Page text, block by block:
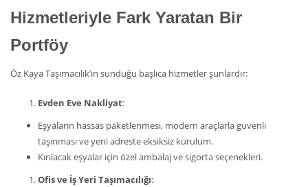
Hizmetleriyle Fark Yaratan Bir
Portföy
Öz Kaya Taşımacılık’ın sunduğu başlıca hizmetler şunlardır:
Evden Eve Nakliyat:
Eşyaların hassas paketlenmesi, modern araçlarla güvenli
taşınması ve yeni adreste eksiksiz kurulum.
Kırılacak eşyalar için özel ambalaj ve sigorta seçenekleri.
Ofis ve İş Yeri Taşımacılığı: